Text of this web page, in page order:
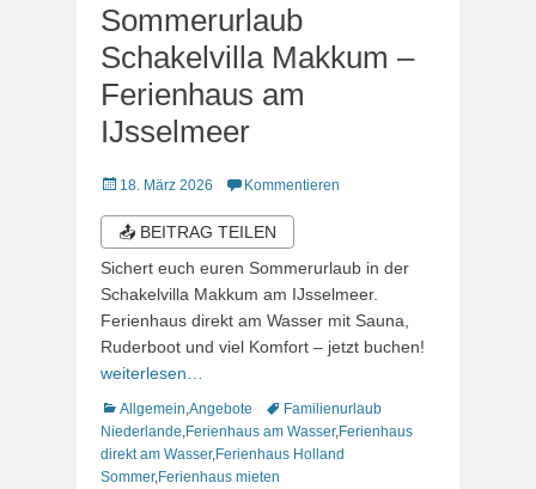
Sommerurlaub
Schakelvilla Makkum –
Ferienhaus am
IJsselmeer
Veröffentlicht
18. März 2026 Kommentieren
📤 BEITRAG TEILEN
Sichert euch euren Sommerurlaub in der
Schakelvilla Makkum am IJsselmeer.
Ferienhaus direkt am Wasser mit Sauna,
Ruderboot und viel Komfort – jetzt buchen!
weiterlesen…
Kategorien
Allgemein Angebote Schlagworte
Familienurlaub
Niederlande Ferienhaus am Wasser, Ferienhaus
direkt am Wasser, Ferienhaus Holland
Sommer, Ferienhaus mieten